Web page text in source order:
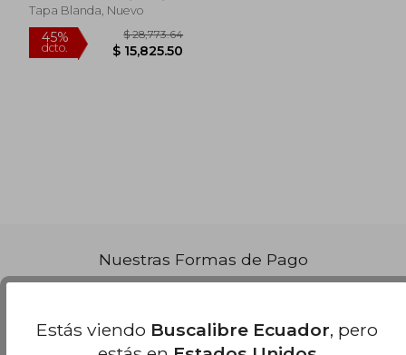
Tapa Blanda, Nuevo
Nuestras Formas de Pago
Estás viendo Buscalibre Ecuador, pero